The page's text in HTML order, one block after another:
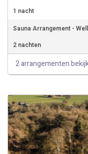
1 nacht
Sauna Arrangement -
2 nachten
2 arrangementen